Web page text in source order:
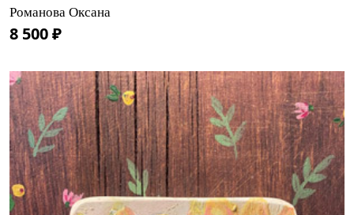
Романова Оксана
8 500 ₽